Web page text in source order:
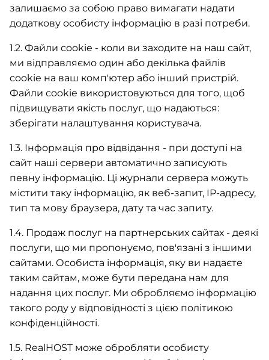
залишаємо за собою право вимагати надати
додаткову особисту інформацію в разі потреби.
1.2. Файли cookie - коли ви заходите на наш сайт,
ми відправляємо один або декілька файлів
cookie на ваш комп'ютер або інший пристрій.
Файли cookie використовуються для того, щоб
підвищувати якість послуг, що надаються:
зберігати налаштування користувача.
1.3. Інформація про відвідання - при доступі на
сайт наші сервери автоматично записують
певну інформацію. Ці журнали сервера можуть
містити таку інформацію, як веб-запит, IP-адресу,
тип та мову браузера, дату та час запиту.
1.4. Продаж послуг на партнерських сайтах - деякі
послуги, що ми пропонуємо, пов'язані з іншими
сайтами. Особиста інформація, яку ви надаєте
таким сайтам, може бути передана нам для
надання цих послуг. Ми обробляємо інформацію
такого роду у відповідності з цією політикою
конфіденційності.
1.5. RealHOST може обробляти особисту